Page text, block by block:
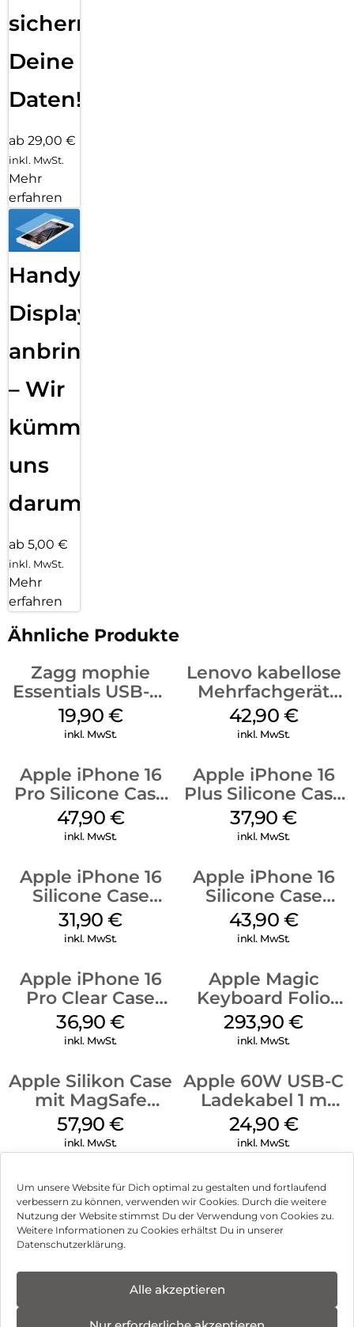
Um unsere Website für Dich optimal zu gestalten und fortlaufend
verbessern zu können, verwenden wir Cookies. Durch die weitere
Nutzung der Website stimmst Du der Verwendung von Cookies zu.
Weitere Informationen zu Cookies erhältst Du in unserer
Datenschutzerklärung.
Alle akzeptieren
sichern
Deine
Daten!
ab 29,00 €
inkl. MwSt.
Mehr
erfahren
Handy
Displayfolie
anbringen
– Wir
kümmern
uns
darum!
ab 5,00 €
inkl. MwSt.
Mehr
erfahren
Ähnliche Produkte
Zagg mophie
Essentials USB-C-
20W Charger PD
Weiß
19,90 €
inkl. MwSt.
Lenovo kabellose
Mehrfachgerät
Luna Grey
42,90 €
inkl. MwSt.
Apple iPhone 16
Pro Silicone Case
MagSafe Denim
47,90 €
inkl. MwSt.
Apple iPhone 16
Plus Silicone Case
MagSafe Lake
Green
37,90€
inkl. MwSt.
Apple iPhone 16
Silicone Case
MagSafe Fuchsia
31,90€
inkl. MwSt.
Apple iPhone 16
Silicone Case
MagSafe Plum
43,90 €
inkl. MwSt.
Apple iPhone 16
Pro Clear Case
MagSafe
Transparent
36,90€
inkl. MwSt.
Apple Magic
Keyboard Folio
iPad 10.9″ (10.Gen.)
Weiß
293,90€
inkl. MwSt.
Apple Silikon Case
mit MagSafe
iPhone 14 Pro
(PRODUCT)RED
57,90€
inkl. MwSt.
Apple 60W USB-C
Ladekabel 1 m
Weiß
24,90 €
inkl. MwSt.
Impressum